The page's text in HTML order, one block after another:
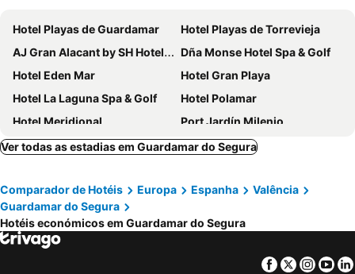
Hotel Playas de Guardamar
Hotel Playas de Torrevieja
AJ Gran Alacant by SH Hoteles
Dña Monse Hotel Spa & Golf
Hotel Eden Mar
Hotel Gran Playa
Hotel La Laguna Spa & Golf
Hotel Polamar
Hotel Meridional
Port Jardín Milenio
Hotel Fontana Plaza
Hotel Masa International
Hotel Algorfa
Hotel Madrid
Hotel Narcea
Hotel Tuto
Medplaya Riudor - Adults Only
Ver todas as estadias em Guardamar do Segura
Comparador de Hotéis Europa Espanha
Valência
Guardamar do Segura
Hotéis económicos em Guardamar do Segura
Facebook
Twitter